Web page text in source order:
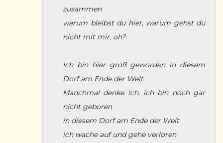
zusammen
warum bleibst du hier, warum gehst du
nicht mit mir, oh?
Ich bin hier groß geworden in diesem
Dorf am Ende der Welt
Manchmal denke ich, ich bin noch gar
nicht geboren
in diesem Dorf am Ende der Welt
ich wache auf und gehe verloren